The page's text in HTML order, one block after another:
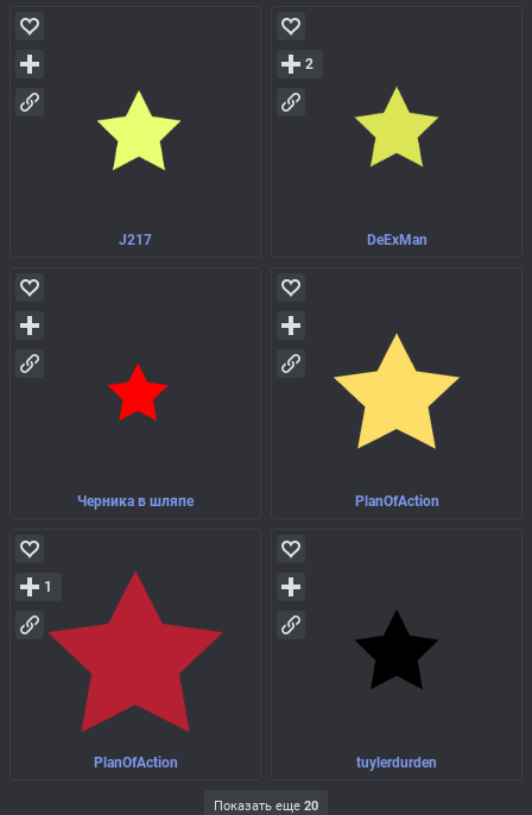
J217 DeExMan
2
Черника в шляпе PlanOfAction
PlanOfAction
1
tuylerdurden
Показать еще 20